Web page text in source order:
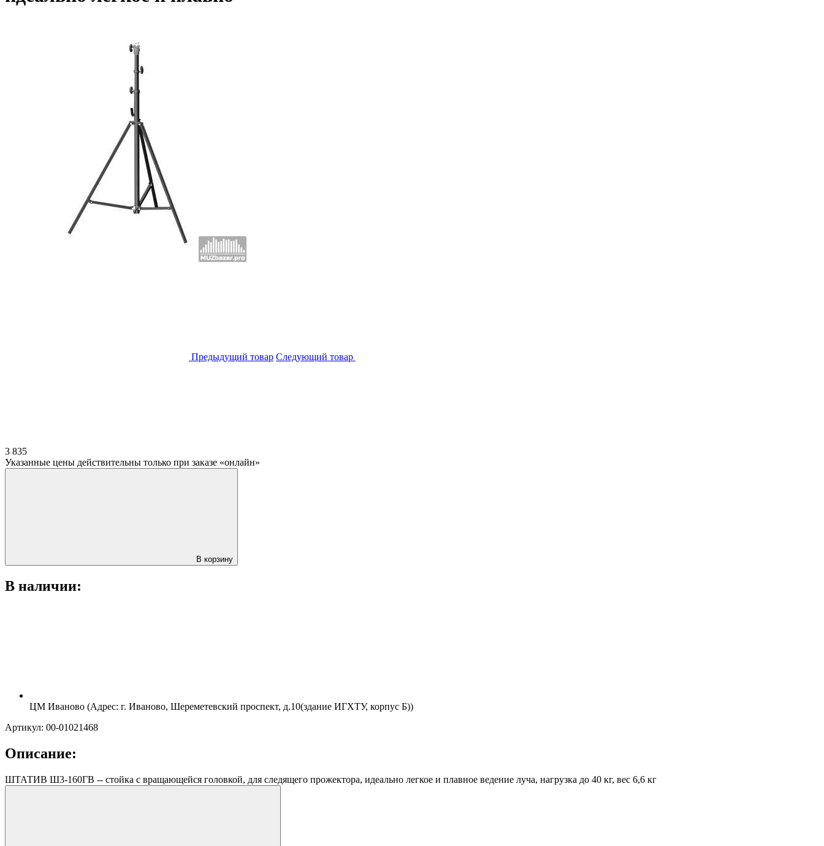
Предыдущий товар Следующий товар
3 835
Указанные цены действительны только при заказе «онлайн»
В корзину
В наличии:
ЦМ Иваново (Адрес: г. Иваново, Шереметевский проспект, д.10(здание ИГХТУ, корпус Б))
Артикул: 00-01021468
Описание:
ШТАТИВ Ш3-160ГВ -- стойка с вращающейся головкой, для следящего прожектора, идеально легкое и плавное ведение луча, нагрузка до 40 кг, вес 6,6 кг